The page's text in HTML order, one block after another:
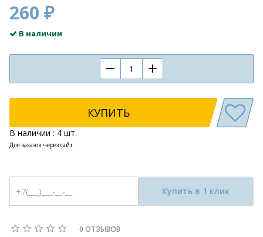
260 ₽
В наличии
КУПИТЬ
В наличии : 4 шт.
Для заказов через сайт
Купить в 1 клик
0 ОТЗЫВОВ